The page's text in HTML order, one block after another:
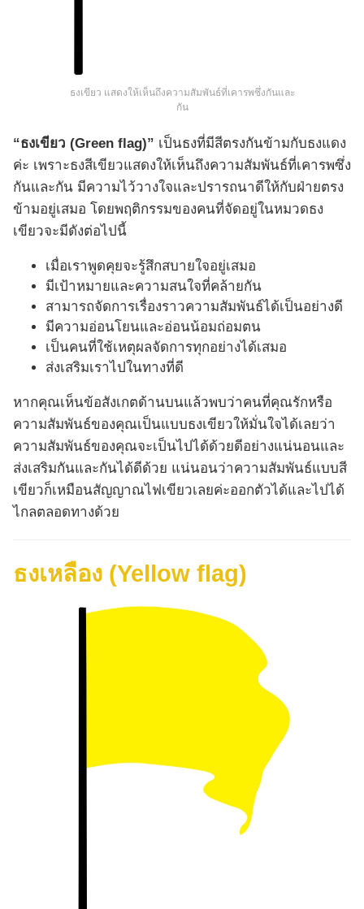
ธงเขียว แสดงให้เห็นถึงความสัมพันธ์ที่เคารพซึ่งกันและ
กัน
“ธงเขียว (Green flag)” เป็นธงที่มีสีตรงกันข้ามกับธงแดง
ค่ะ เพราะธงสีเขียวแสดงให้เห็นถึงความสัมพันธ์ที่เคารพซึ่ง
กันและกัน มีความไว้วางใจและปรารถนาดีให้กับฝ่ายตรง
ข้ามอยู่เสมอ โดยพฤติกรรมของคนที่จัดอยู่ในหมวดธง
เขียวจะมีดังต่อไปนี้
เมื่อเราพูดคุยจะรู้สึกสบายใจอยู่เสมอ
มีเป้าหมายและความสนใจที่คล้ายกัน
สามารถจัดการเรื่องราวความสัมพันธ์ได้เป็นอย่างดี
มีความอ่อนโยนและอ่อนน้อมถ่อมตน
เป็นคนที่ใช้เหตุผลจัดการทุกอย่างได้เสมอ
ส่งเสริมเราไปในทางที่ดี
หากคุณเห็นข้อสังเกตด้านบนแล้วพบว่าคนที่คุณรักหรือ
ความสัมพันธ์ของคุณเป็นแบบธงเขียวให้มั่นใจได้เลยว่า
ความสัมพันธ์ของคุณจะเป็นไปได้ด้วยดีอย่างแน่นอนและ
ส่งเสริมกันและกันได้ดีด้วย แน่นอนว่าความสัมพันธ์แบบสี
เขียวก็เหมือนสัญญาณไฟเขียวเลยค่ะออกตัวได้และไปได้
ไกลตลอดทางด้วย
ธงเหลือง (Yellow flag)